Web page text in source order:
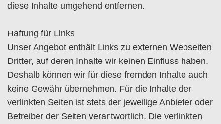
diese Inhalte umgehend entfernen.
Haftung für Links
Unser Angebot enthält Links zu externen Webseiten
Dritter, auf deren Inhalte wir keinen Einfluss haben.
Deshalb können wir für diese fremden Inhalte auch
keine Gewähr übernehmen. Für die Inhalte der
verlinkten Seiten ist stets der jeweilige Anbieter oder
Betreiber der Seiten verantwortlich. Die verlinkten